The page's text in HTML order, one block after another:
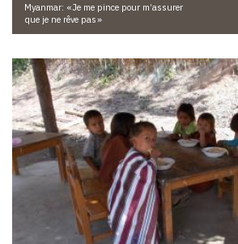
Myanmar: « Je me pince pour m’assurer
que je ne rêve pas »